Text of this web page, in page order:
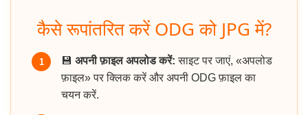
कैसे रूपांतरित करें ODG को JPG में?
1 💾 अपनी फ़ाइल अपलोड करें: साइट पर जाएं, «अपलोड
फ़ाइल» पर क्लिक करें और अपनी ODG फ़ाइल का
चयन करें.